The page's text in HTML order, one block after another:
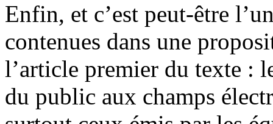
Enfin, et c’est peut-être
contenues dans une
l’article premier du texte :
du public aux champs